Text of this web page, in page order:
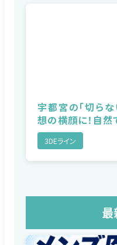
宇都宮の「切ら
想の横顔に！自
3DEライン